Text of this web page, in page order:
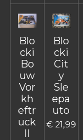
Blo
cki
Bo
uw
Vor
kh
eftr
uck
II
Blo
cki
Cit
y
Sle
epa
uto
€ 21,99